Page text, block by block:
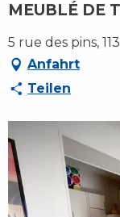
MEUBLÉ DE
5 rue des pins,
Anfahrt
Teilen